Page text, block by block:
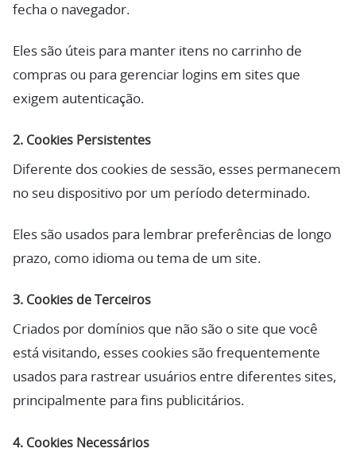
fecha o navegador.
Eles são úteis para manter itens no carrinho de
compras ou para gerenciar logins em sites que
exigem autenticação.
2. Cookies Persistentes
Diferente dos cookies de sessão, esses permanecem
no seu dispositivo por um período determinado.
Eles são usados para lembrar preferências de longo
prazo, como idioma ou tema de um site.
3. Cookies de Terceiros
Criados por domínios que não são o site que você
está visitando, esses cookies são frequentemente
usados para rastrear usuários entre diferentes sites,
principalmente para fins publicitários.
4. Cookies Necessários